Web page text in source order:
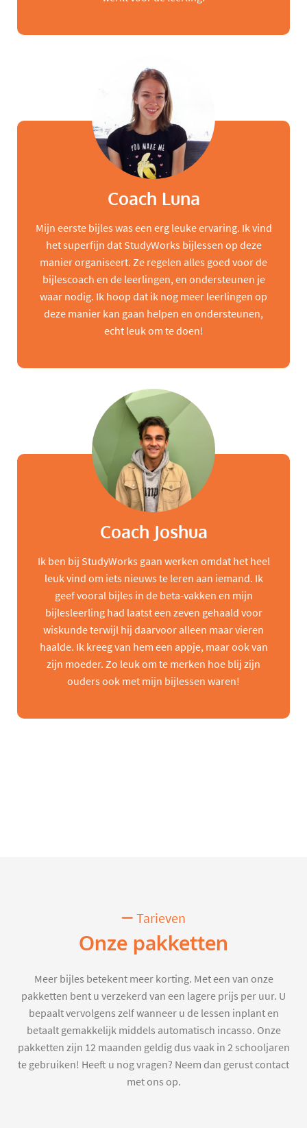
Coach Luna
Mijn eerste bijles was een erg leuke ervaring. Ik vind
het superfijn dat StudyWorks bijlessen op deze
manier organiseert. Ze regelen alles goed voor de
bijlescoach en de leerlingen, en ondersteunen je
waar nodig. Ik hoop dat ik nog meer leerlingen op
deze manier kan gaan helpen en ondersteunen,
echt leuk om te doen!
Coach Joshua
Ik ben bij StudyWorks gaan werken omdat het heel
leuk vind om iets nieuws te leren aan iemand. Ik
geef vooral bijles in de beta-vakken en mijn
bijlesleerling had laatst een zeven gehaald voor
wiskunde terwijl hij daarvoor alleen maar vieren
haalde. Ik kreeg van hem een appje, maar ook van
zijn moeder. Zo leuk om te merken hoe blij zijn
ouders ook met mijn bijlessen waren!
Tarieven
Onze pakketten
Meer bijles betekent meer korting. Met een van onze
pakketten bent u verzekerd van een lagere prijs per uur. U
bepaalt vervolgens zelf wanneer u de lessen inplant en
betaalt gemakkelijk middels automatisch incasso. Onze
pakketten zijn 12 maanden geldig dus vaak in 2 schooljaren
te gebruiken! Heeft u nog vragen? Neem dan gerust contact
met ons op.